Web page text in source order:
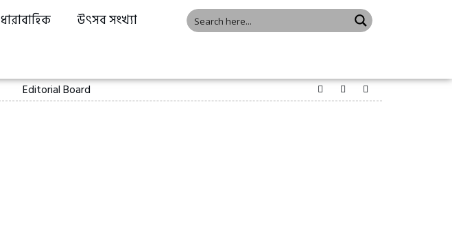
ধারাবাহিক উৎসব সংখ্যা
Editorial Board